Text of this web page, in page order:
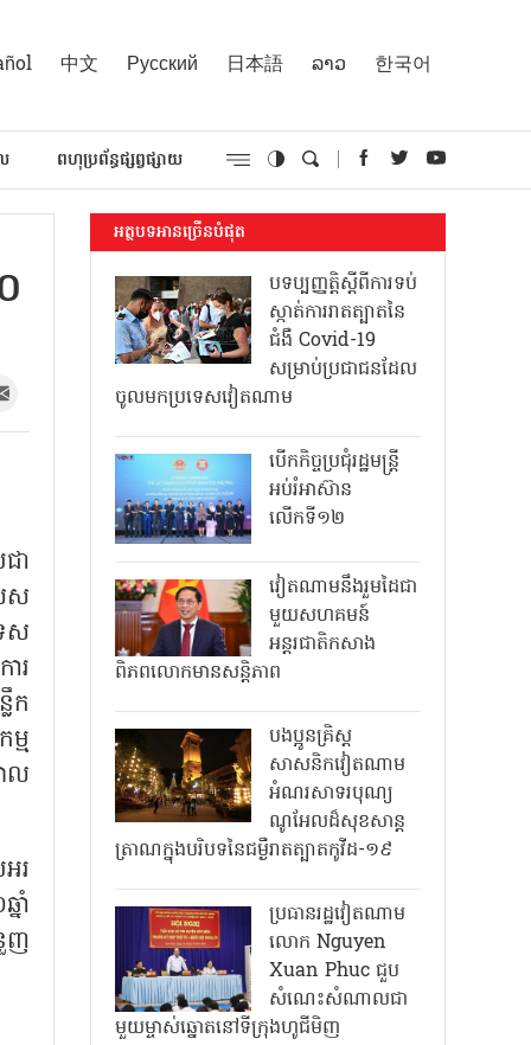
中文 Русский 日本語 ລາວ 한국어
ពហុប្រព័ន្ធផ្សព្វផ្សាយ
ា
ស
ស
រ
ក
ម
ល
រ
ាំ
ញ
អត្ថបទអានច្រើនបំផុត
បទប្បញ្ញត្តិស្តីពីការទប់
ស្កាត់ការរាតត្បាតនៃ
ជំងឺ Covid-19
សម្រាប់ប្រជាជនដែល
ចូលមកប្រទេសវៀតណាម
បើកកិច្ចប្រជុំរដ្ឋមន្ត្រី
អប់រំអាស៊ាន
លើកទី១២
វៀតណាមនឹងរួមដៃជា
មួយសហគមន៍
អន្តរជាតិកសាង
ពិភពលោកមានសន្តិភាព
បងប្អូនគ្រិស្ត
សាសនិកវៀតណាម
អំណរសាទរបុណ្យ
ណូអែលដ៏សុខសាន្ត
ត្រាណក្នុងបរិបទនៃជម្ងឺរាតត្បាតកូវីដ-១៩
ប្រធានរដ្ឋវៀតណាម
លោក Nguyen
Xuan Phuc ជួប
សំណេះសំណាលជា
មួយម្ចាស់ឆ្នោតនៅទីក្រុងហូជីមិញ